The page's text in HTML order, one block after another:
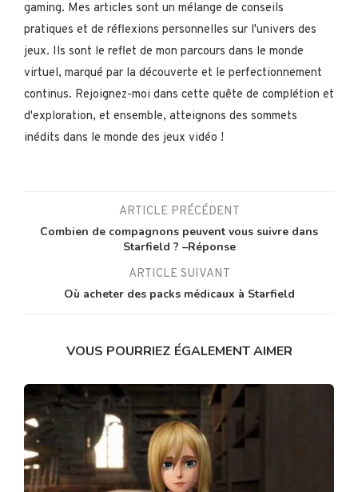
gaming. Mes articles sont un mélange de conseils
pratiques et de réflexions personnelles sur l'univers des
jeux. Ils sont le reflet de mon parcours dans le monde
virtuel, marqué par la découverte et le perfectionnement
continus. Rejoignez-moi dans cette quête de complétion et
d'exploration, et ensemble, atteignons des sommets
inédits dans le monde des jeux vidéo !
ARTICLE PRÉCÉDENT
Combien de compagnons peuvent vous suivre dans
Starfield ? –Réponse
ARTICLE SUIVANT
Où acheter des packs médicaux à Starfield
VOUS POURRIEZ ÉGALEMENT AIMER